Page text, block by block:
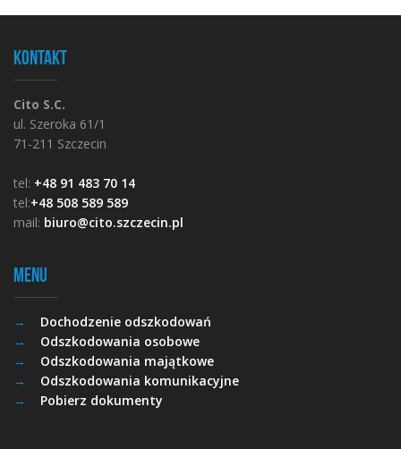
Kontakt
Cito S.C.
ul. Szeroka 61/1
71-211 Szczecin
tel: +48 91 483 70 14
tel:+48 508 589 589
mail: biuro@cito.szczecin.pl
Menu
Dochodzenie odszkodowań
Odszkodowania osobowe
Odszkodowania majątkowe
Odszkodowania komunikacyjne
Pobierz dokumenty